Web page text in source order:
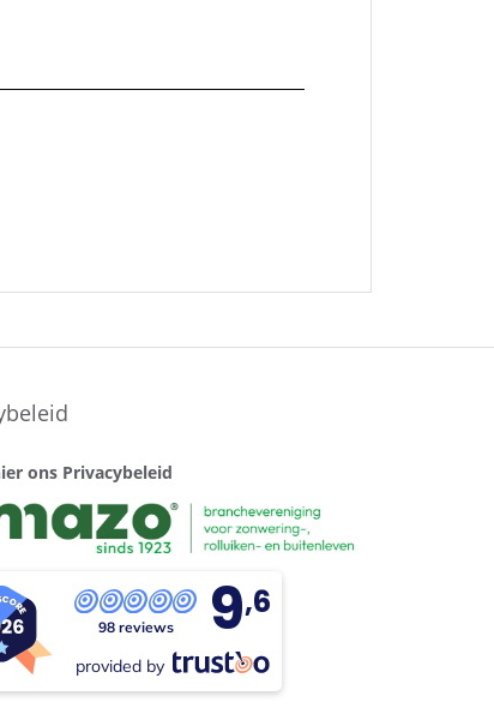
ons Privacybeleid
98 reviews 9,6
provided by